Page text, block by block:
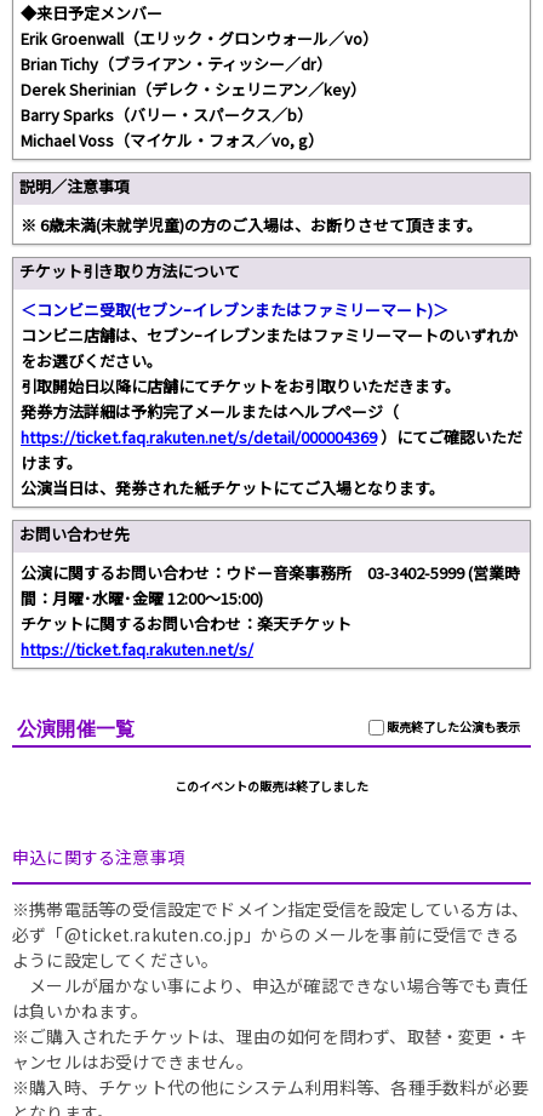
◆来日予定メンバー
Erik Groenwall（エリック・グロンウォール／vo）
Brian Tichy（ブライアン・ティッシー／dr）
Derek Sherinian（デレク・シェリニアン／key）
Barry Sparks（バリー・スパークス／b）
Michael Voss（マイケル・フォス／vo, g）
説明／注意事項
※ 6歳未満(未就学児童)の方のご入場は、お断りさせて頂きます。
チケット引き取り方法について
＜コンビニ受取(セブンｰイレブンまたはファミリーマート)＞
コンビニ店舗は、セブンｰイレブンまたはファミリーマートのいずれか
をお選びください。
引取開始日以降に店舗にてチケットをお引取りいただきます。
発券方法詳細は予約完了メールまたはヘルプページ（
https://ticket.faq.rakuten.net/s/detail/000004369）にてご確認いただ
けます。
公演当日は、発券された紙チケットにてご入場となります。
お問い合わせ先
公演に関するお問い合わせ：ウドー音楽事務所 03-3402-5999 (営業時
間：月曜･水曜･金曜 12:00〜15:00)
チケットに関するお問い合わせ：楽天チケット
https://ticket.faq.rakuten.net/s/
販売終了した公演も表示
公演開催一覧
このイベントの販売は終了しました
申込に関する注意事項
※携帯電話等の受信設定でドメイン指定受信を設定している方は、
必ず「@ticket.rakuten.co.jp」からのメールを事前に受信できる
ように設定してください。
メールが届かない事により、申込が確認できない場合等でも責任
は負いかねます。
※ご購入されたチケットは、理由の如何を問わず、取替・変更・キ
ャンセルはお受けできません。
※購入時、チケット代の他にシステム利用料等、各種手数料が必要